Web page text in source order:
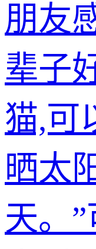
朋友
辈子
猫,可
晒太
天。